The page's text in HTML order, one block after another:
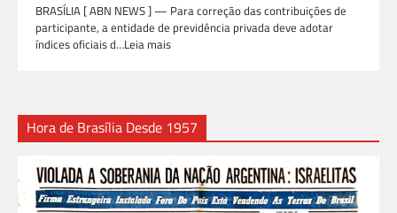
BRASÍLIA [ ABN NEWS ] — Para correção das contribuições de
participante, a entidade de previdência privada deve adotar
índices oficiais d…Leia mais
Hora de Brasília Desde 1957